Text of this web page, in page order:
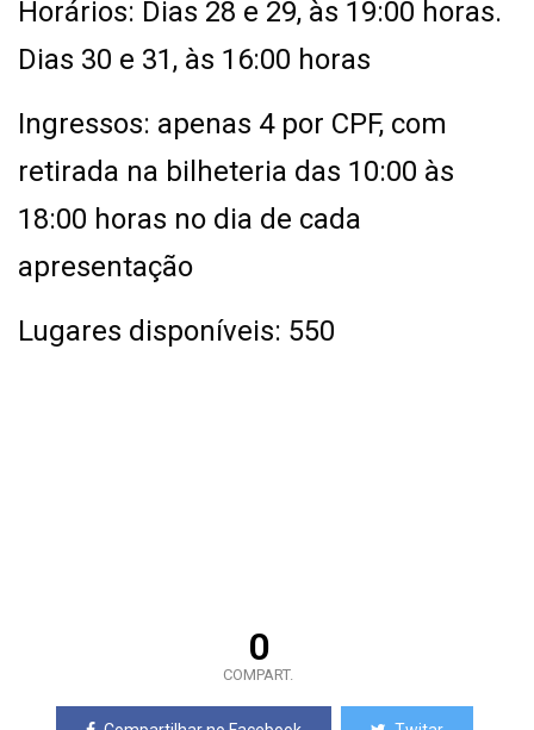
Horários: Dias 28 e 29, às 19:00 horas.
Dias 30 e 31, às 16:00 horas
Ingressos: apenas 4 por CPF, com
retirada na bilheteria das 10:00 às
18:00 horas no dia de cada
apresentação
Lugares disponíveis: 550
0
COMPART.